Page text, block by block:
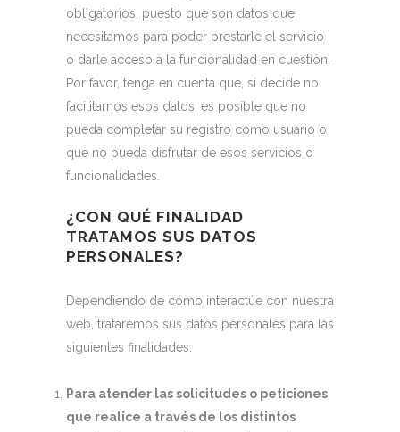
obligatorios, puesto que son datos que
necesitamos para poder prestarle el servicio
o darle acceso a la funcionalidad en cuestión.
Por favor, tenga en cuenta que, si decide no
facilitarnos esos datos, es posible que no
pueda completar su registro como usuario o
que no pueda disfrutar de esos servicios o
funcionalidades.
¿CON QUÉ FINALIDAD
TRATAMOS SUS DATOS
PERSONALES?
Dependiendo de cómo interactúe con nuestra
web, trataremos sus datos personales para las
siguientes finalidades:
Para atender las solicitudes o peticiones
que realice a través de los distintos